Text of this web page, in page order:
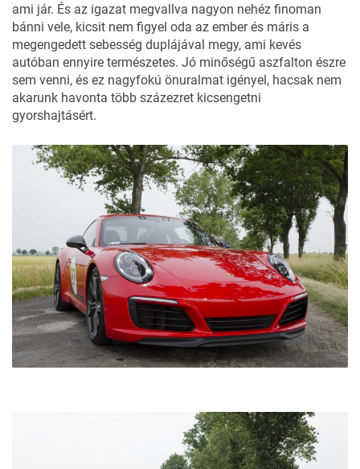
ami jár. És az igazat megvallva nagyon nehéz finoman
bánni vele, kicsit nem figyel oda az ember és máris a
megengedett sebesség duplájával megy, ami kevés
autóban ennyire természetes. Jó minőségű aszfalton észre
sem venni, és ez nagyfokú önuralmat igényel, hacsak nem
akarunk havonta több százezret kicsengetni
gyorshajtásért.